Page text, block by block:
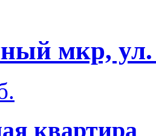
мкр,
квартира